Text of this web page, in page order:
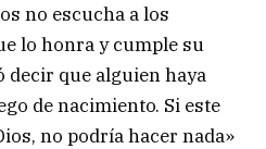
no escucha a los
lo honra y cumple su
decir que alguien haya
de nacimiento. Si este
no podría hacer nada»